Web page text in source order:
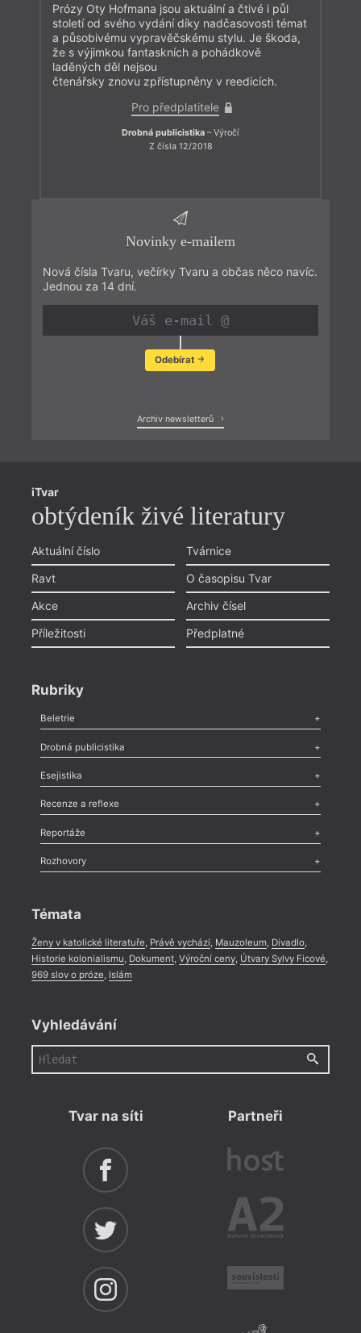
Prózy Oty Hofmana jsou aktuální a čtivé i půl
století od svého vydání díky nadčasovosti témat
a působivému vypravěčskému stylu. Je škoda,
že s výjimkou fantaskních a pohádkově
laděných děl nejsou
čtenářsky znovu zpřístupněny v reedicích.
Pro předplatitele
Drobná publicistika – Výročí
Z čísla 12/2018
Novinky e-mailem
Nová čísla Tvaru, večírky Tvaru a občas něco navíc.
Jednou za 14 dní.
Odebírat
Archiv newsletterů
iTvar
obtýdeník živé literatury
Aktuální číslo
Ravt
Akce
Příležitosti
Tvárnice
O časopisu Tvar
Archiv čísel
Předplatné
Rubriky
Beletrie
Poezie,Próza,Dokumenty
Drobná publicistika
Odlesk
Nekrolog,Glosa,Sloupek,Pozvánka,Literární soutěž,
Esejistika
Esej ,Pádlo,Úvaha
Recenze a reflexe
Recenze
Méně slov o próze,Celá rubrika
Reportáže
Literární zítřky
Celá rubrika
Rozhovory
Témata
Ženy v katolické literatuře, Právě vychází, Mauzoleum, Divadlo,
Historie kolonialismu, Dokument, Výroční ceny, Útvary Sylvy Ficové,
969 slov o próze, Islám
Vyhledávání
Tvar na síti Partneři